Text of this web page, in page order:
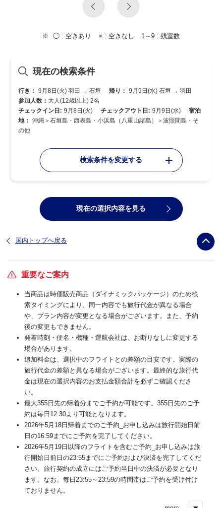
◯ : 空きあり × : 空きなし 1～9 : 残室数
現在の検索条件
行き： 9月8日(火) 羽田 → 石垣 帰り： 9月9日(水) 石垣 → 羽田
参加人数： 大人(12歳以上) 2名
チェックイン日: 9月8日(火) チェックアウト日: 9月9日(水)
宿泊
地： 沖縄＞石垣島・西表島・小浜島（八重山諸島）＞波照間島・そ
の他
検索条件を変更する
現在の選択内容を見る
国内トップへ戻る
重要なご案内
当商品は時価販売商品（ダイナミックパッケージ）のため検
索タイミングにより、同一内容でも旅行代金が異なる場合
や、プラン内容が変更となる場合がございます。また、予約
後の変更もできません。
発着時刻・便名・機種・運航会社は、お断りなしに変更する
場合があります。
追加料金は、選択中のフライトとの差額の目安です。実際の
旅行代金の差額と異なる場合がございます。最終的な旅行代
金は現在の選択内容のお支払金額合計を必ずご確認くださ
い。
最大355日先の帰着分までご予約が可能です。355日先のご予
約は毎日12:30より可能となります。
2026年5月18日帰着までのご予約_お申し込みは旅行開始日前
日の16:59までにご予約を完了してください。
2026年5月19日以降のフライトを含むご予約_お申し込みは旅
行開始日前日の23:55までにご予約および決済を完了してくだ
さい。旅行契約の成立にはご予約当日中の決済が必要となり
ます。なお、毎日23:55～23:59の時間帯はご予約を受け付け
ておりません。